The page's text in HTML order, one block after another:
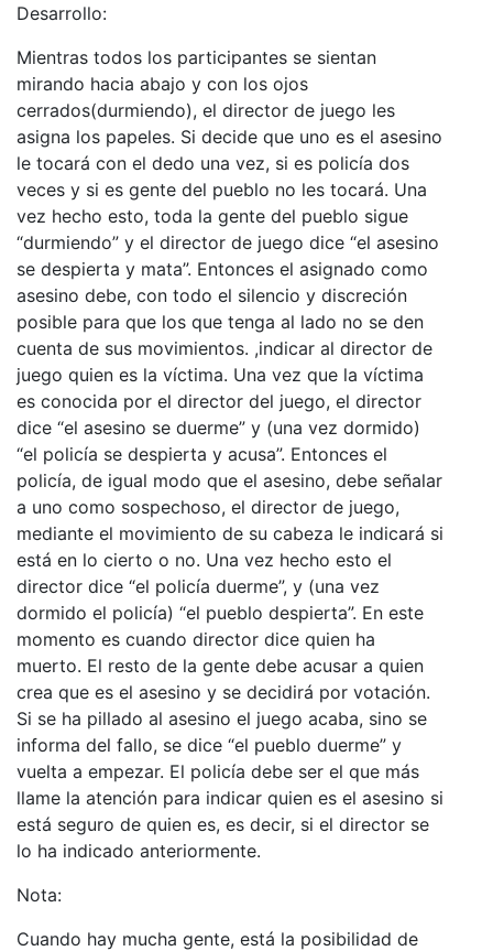
Desarrollo:
Mientras todos los participantes se sientan
mirando hacia abajo y con los ojos
cerrados(durmiendo), el director de juego les
asigna los papeles. Si decide que uno es el asesino
le tocará con el dedo una vez, si es policía dos
veces y si es gente del pueblo no les tocará. Una
vez hecho esto, toda la gente del pueblo sigue
“durmiendo” y el director de juego dice “el asesino
se despierta y mata”. Entonces el asignado como
asesino debe, con todo el silencio y discreción
posible para que los que tenga al lado no se den
cuenta de sus movimientos. ,indicar al director de
juego quien es la víctima. Una vez que la víctima
es conocida por el director del juego, el director
dice “el asesino se duerme” y (una vez dormido)
“el policía se despierta y acusa”. Entonces el
policía, de igual modo que el asesino, debe señalar
a uno como sospechoso, el director de juego,
mediante el movimiento de su cabeza le indicará si
está en lo cierto o no. Una vez hecho esto el
director dice “el policía duerme”, y (una vez
dormido el policía) “el pueblo despierta”. En este
momento es cuando director dice quien ha
muerto. El resto de la gente debe acusar a quien
crea que es el asesino y se decidirá por votación.
Si se ha pillado al asesino el juego acaba, sino se
informa del fallo, se dice “el pueblo duerme” y
vuelta a empezar. El policía debe ser el que más
llame la atención para indicar quien es el asesino si
está seguro de quien es, es decir, si el director se
lo ha indicado anteriormente.
Nota:
Cuando hay mucha gente, está la posibilidad de